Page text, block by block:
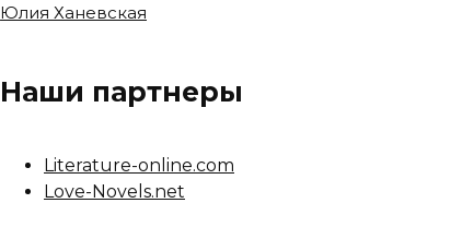
Юлия Ханевская
Наши партнеры
Literature-online.com
Love-Novels.net